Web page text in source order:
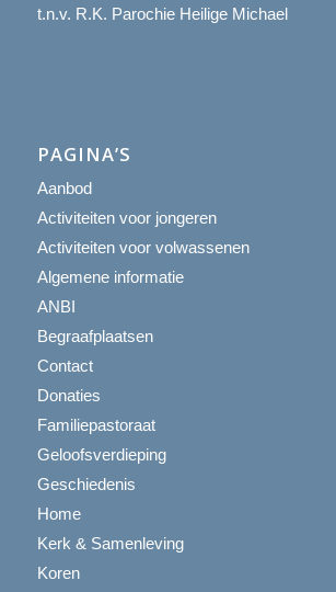
t.n.v. R.K. Parochie Heilige Michael
PAGINA’S
Aanbod
Activiteiten voor jongeren
Activiteiten voor volwassenen
Algemene informatie
ANBI
Begraafplaatsen
Contact
Donaties
Familiepastoraat
Geloofsverdieping
Geschiedenis
Home
Kerk & Samenleving
Koren